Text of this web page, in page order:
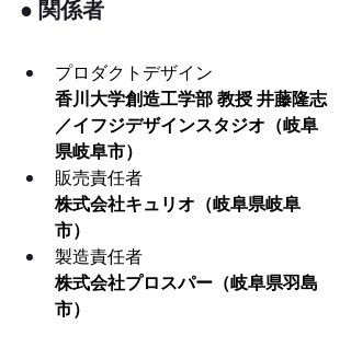
● 関係者
プロダクトデザイン
香川大学創造工学部 教授 井藤隆志
／イフジデザインスタジオ（岐阜
県岐阜市）
販売責任者
株式会社キュリオ（岐阜県岐阜
市）
製造責任者
株式会社プロスパー（岐阜県羽島
市）